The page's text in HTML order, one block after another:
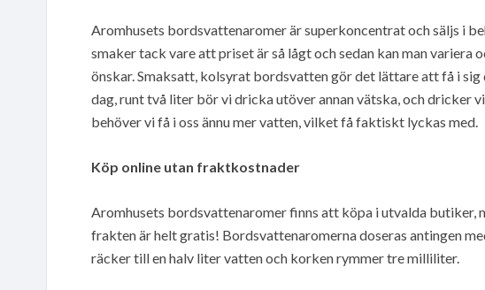
Aromhusets bordsvattenaromer är superkoncentrat och säljs i
smaker tack vare att priset är så lågt och sedan kan man variera
önskar. Smaksatt, kolsyrat bordsvatten gör det lättare att få i
dag, runt två liter bör vi dricka utöver annan vätska, och dricker
behöver vi få i oss ännu mer vatten, vilket få faktiskt lyckas med.
Köp online utan fraktkostnader
Aromhusets bordsvattenaromer finns att köpa i utvalda
frakten är helt gratis! Bordsvattenaromerna doseras antingen
räcker till en halv liter vatten och korken rymmer tre milliliter.